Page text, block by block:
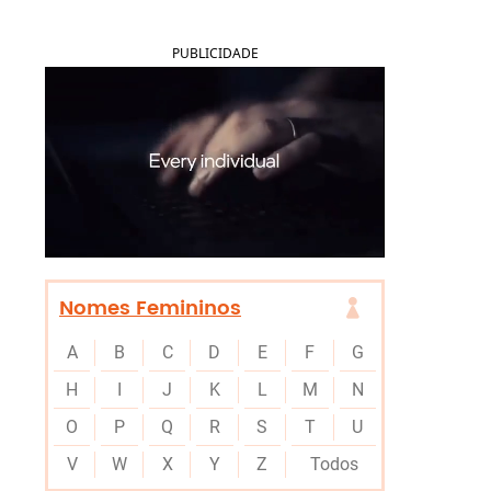
PUBLICIDADE
Nomes Femininos
A B C D E F
G
H
I J K L M
N
O
P Q R S T
U
V
W X Y Z Todos